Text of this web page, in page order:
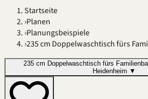
Startseite
›Planen
›Planungsbeispiele
›235 cm Doppelwaschtisch fürs
235 cm Doppelwaschtisch fürs
Heidenheim ▼